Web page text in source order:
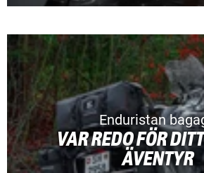
Enduristan
VAR REDO FÖR
ÄVENTYR